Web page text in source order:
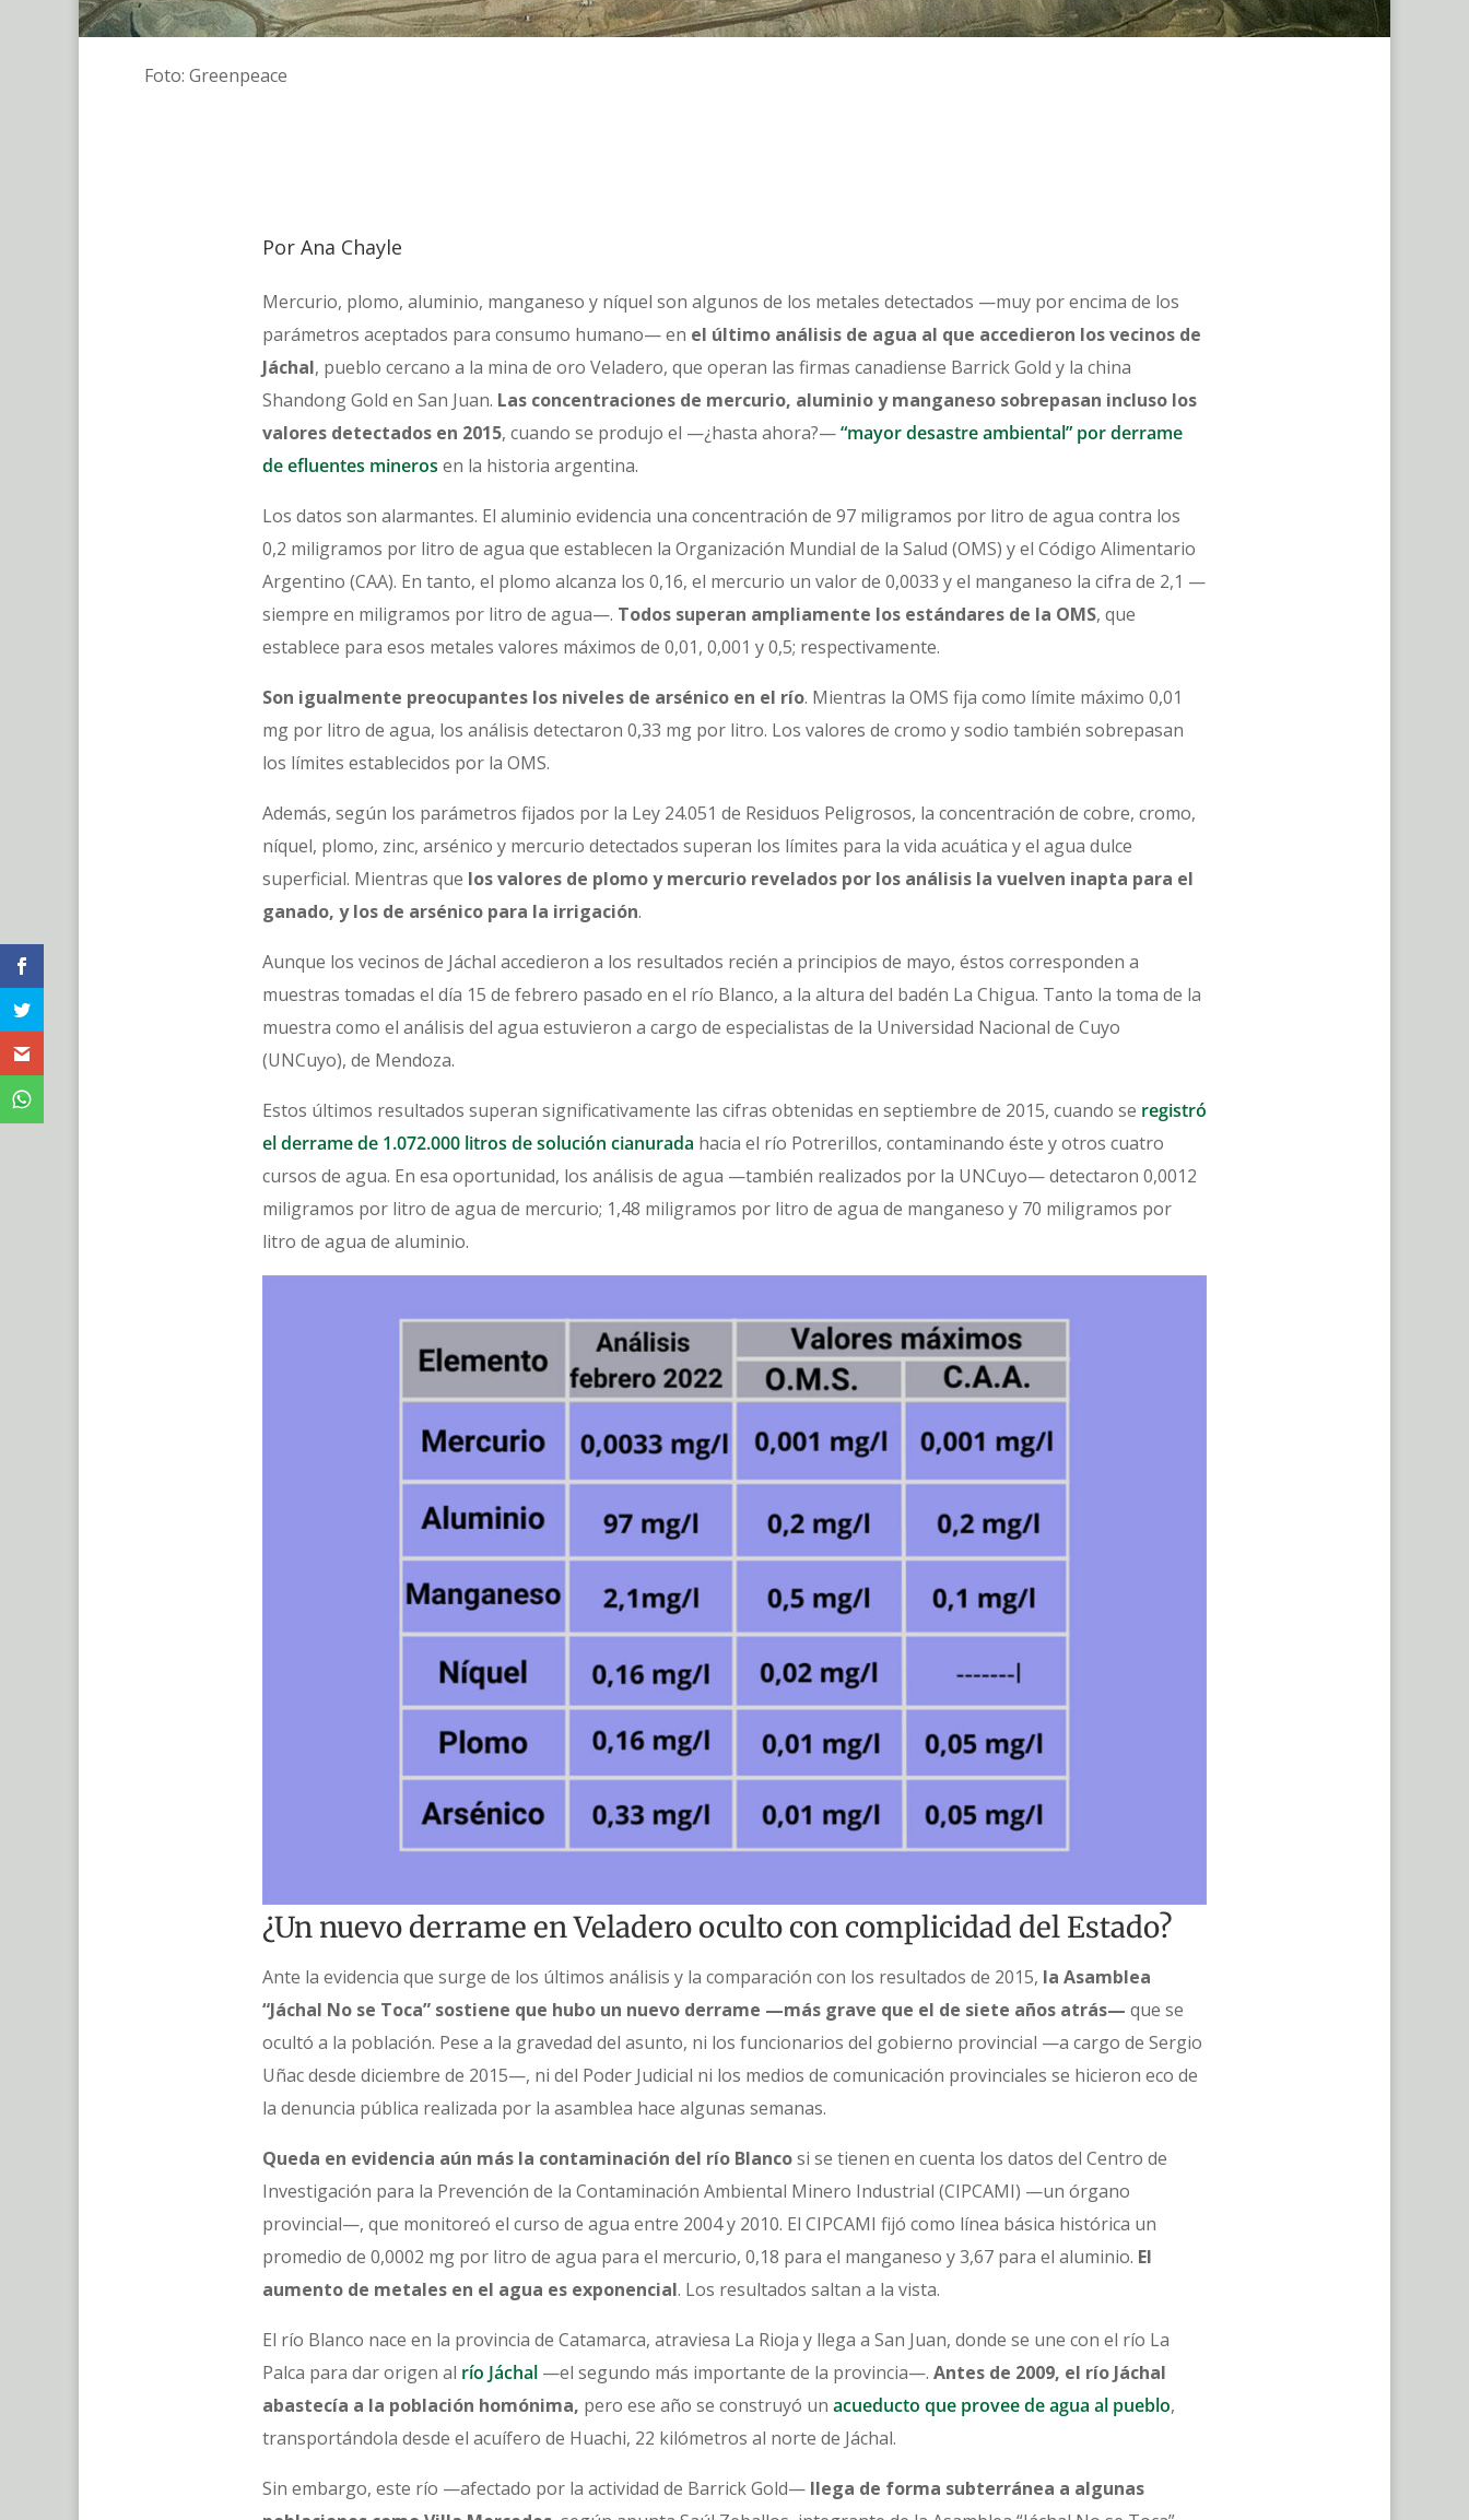
Foto: Greenpeace
Por Ana Chayle
Mercurio, plomo, aluminio, manganeso y níquel son algunos de los metales detectados —muy por encima de los
parámetros aceptados para consumo humano— en el último análisis de agua al que accedieron los vecinos de
Jáchal, pueblo cercano a la mina de oro Veladero, que operan las firmas canadiense Barrick Gold y la china
Shandong Gold en San Juan. Las concentraciones de mercurio, aluminio y manganeso sobrepasan incluso los
valores detectados en 2015, cuando se produjo el —¿hasta ahora?—“mayor desastre ambiental” por derrame
de efluentes mineros en la historia argentina.
Los datos son alarmantes. El aluminio evidencia una concentración de 97 miligramos por litro de agua contra los
0,2 miligramos por litro de agua que establecen la Organización Mundial de la Salud (OMS) y el Código Alimentario
Argentino (CAA). En tanto, el plomo alcanza los 0,16, el mercurio un valor de 0,0033 y el manganeso la cifra de 2,1 —
siempre en miligramos por litro de agua—. Todos superan ampliamente los estándares de la OMS, que
establece para esos metales valores máximos de 0,01, 0,001 y 0,5; respectivamente.
Son igualmente preocupantes los niveles de arsénico en el río. Mientras la OMS fija como límite máximo 0,01
mg por litro de agua, los análisis detectaron 0,33 mg por litro. Los valores de cromo y sodio también sobrepasan
los límites establecidos por la OMS.
Además, según los parámetros fijados por la Ley 24.051 de Residuos Peligrosos, la concentración de cobre, cromo,
níquel, plomo, zinc, arsénico y mercurio detectados superan los límites para la vida acuática y el agua dulce
superficial. Mientras que los valores de plomo y mercurio revelados por los análisis la vuelven inapta para el
ganado, y los de arsénico para la irrigación.
Aunque los vecinos de Jáchal accedieron a los resultados recién a principios de mayo, éstos corresponden a
muestras tomadas el día 15 de febrero pasado en el río Blanco, a la altura del badén La Chigua. Tanto la toma de la
muestra como el análisis del agua estuvieron a cargo de especialistas de la Universidad Nacional de Cuyo
(UNCuyo), de Mendoza.
Estos últimos resultados superan significativamente las cifras obtenidas en septiembre de 2015, cuando se registró
el derrame de 1.072.000 litros de solución cianurada hacia el río Potrerillos, contaminando éste y otros cuatro
cursos de agua. En esa oportunidad, los análisis de agua —también realizados por la UNCuyo— detectaron 0,0012
miligramos por litro de agua de mercurio; 1,48 miligramos por litro de agua de manganeso y 70 miligramos por
litro de agua de aluminio.
¿Un nuevo derrame en Veladero oculto con complicidad del Estado?
Ante la evidencia que surge de los últimos análisis y la comparación con los resultados de 2015, la Asamblea
“Jáchal No se Toca” sostiene que hubo un nuevo derrame —más grave que el de siete años atrás— que se
ocultó a la población. Pese a la gravedad del asunto, ni los funcionarios del gobierno provincial —a cargo de Sergio
Uñac desde diciembre de 2015—, ni del Poder Judicial ni los medios de comunicación provinciales se hicieron eco de
la denuncia pública realizada por la asamblea hace algunas semanas.
Queda en evidencia aún más la contaminación del río Blancosi se tienen en cuenta los datos del Centro de
Investigación para la Prevención de la Contaminación Ambiental Minero Industrial (CIPCAMI) —un órgano
provincial—, que monitoreó el curso de agua entre 2004 y 2010. El CIPCAMI fijó como línea básica histórica un
promedio de 0,0002 mg por litro de agua para el mercurio, 0,18 para el manganeso y 3,67 para el aluminio. El
aumento de metales en el agua es exponencial. Los resultados saltan a la vista.
El río Blanco nace en la provincia de Catamarca, atraviesa La Rioja y llega a San Juan, donde se une con el río La
Palca para dar origen al río Jáchal —el segundo más importante de la provincia—. Antes de 2009, el río Jáchal
abastecía a la población homónima, pero ese año se construyó un acueducto que provee de agua al pueblo,
transportándola desde el acuífero de Huachi, 22 kilómetros al norte de Jáchal.
Sin embargo, este río —afectado por la actividad de Barrick Gold— llega de forma subterránea a algunas